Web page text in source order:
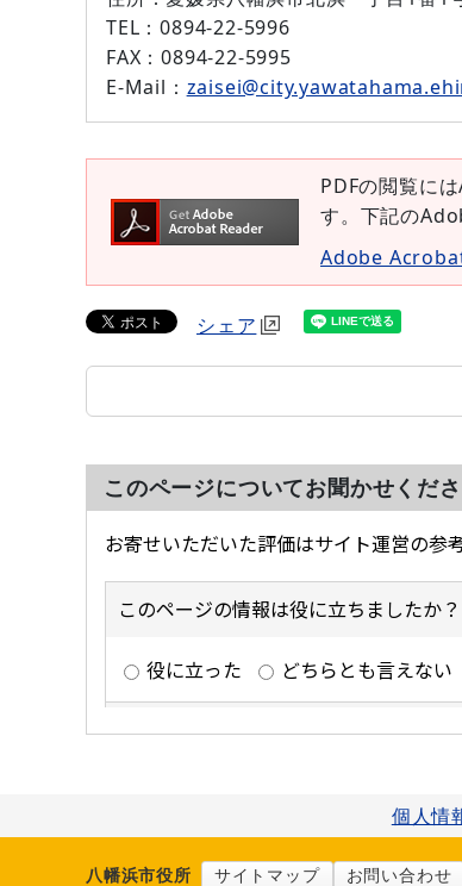
TEL：0894-22-5996
FAX：0894-22-5995
E-Mail：
PDFの閲覧に
す。下記の
Adobe
シェア
このページについてお聞かせくだ
個人情
八幡浜市役所 サイトマップ お問い合わせ